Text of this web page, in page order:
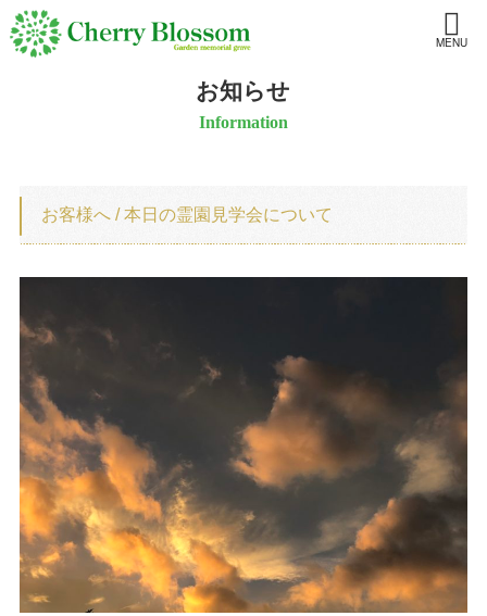
MENU
お知らせ
Information
お客様へ / 本日の霊園見学会について